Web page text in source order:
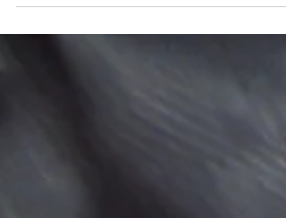
Dans le cadre du projet "Architecture &
Design - Alvar Aalto", les élèves de TBMA